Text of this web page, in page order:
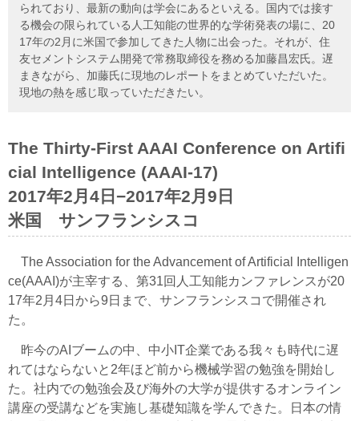
られており、最新の動向は学会にあるといえる。国内では接す
る機会の限られている人工知能の世界的な学術発表の場に、20
17年の2月に米国で参加してきた人物に出会った。それが、住
友セメントシステム開発で常務取締役を務める加藤昌宏氏。遅
まきながら、加藤氏に現地のレポートをまとめていただいた。
現地の熱を感じ取っていただきたい。
The Thirty-First AAAI Conference on Artifi
cial Intelligence (AAAI-17)
2017年2月4日−2017年2月9日
米国 サンフランシスコ
The Association for the Advancement of Artificial Intelligen
ce(AAAI)が主宰する、第31回人工知能カンファレンスが20
17年2月4日から9日まで、サンフランシスコで開催され
た。
昨今のAIブームの中、中小IT企業である我々も時代に遅
れてはならないと2年ほど前から機械学習の勉強を開始し
た。社内での勉強会及び海外の大学が提供するオンライン
講座の受講などを実施し基礎知識を学んできた。日本の情